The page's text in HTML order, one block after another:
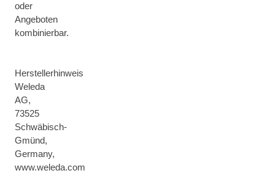
oder
Angeboten
kombinierbar.
Herstellerhinweis
Weleda
AG,
73525
Schwäbisch-
Gmünd,
Germany,
www.weleda.com